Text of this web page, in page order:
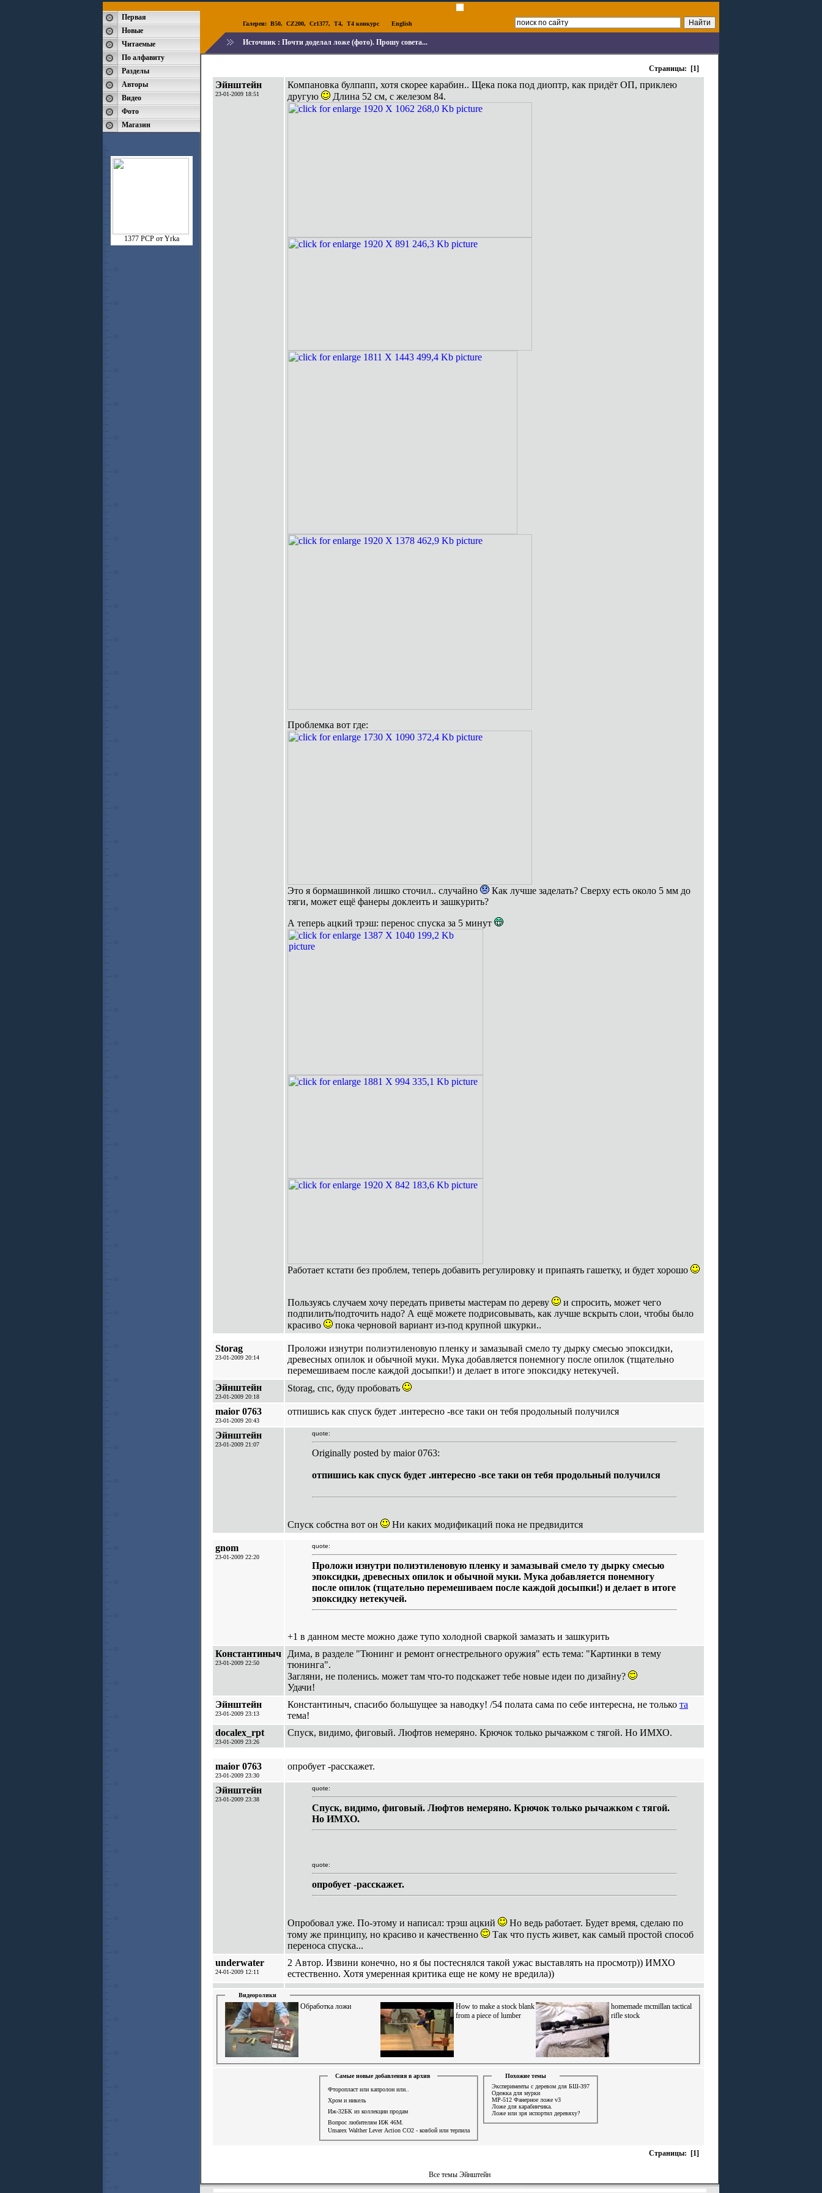
Первая
Новые
Читаемые
По алфавиту
Разделы
Авторы
Видео
Фото
Магазин
1377 РСР от Yrka
Галереи: B50, CZ200, Cr1377, T4, T4 конкурс English
Источник : Почти доделал ложе (фото). Прошу совета...
Страницы: [1]
Эйнштейн
23-01-2009 18:51
Компановка булпапп, хотя скорее карабин.. Щека пока под диоптр, как придёт ОП, приклею
другую
Длина 52 см, с железом 84.
Проблемка вот где:
Это я бормашинкой лишко сточил.. случайно
Как лучше заделать? Сверху есть около 5 мм до
тяги, может ещё фанеры доклеить и зашкурить?
А теперь ацкий трэш: перенос спуска за 5 минут
Работает кстати без проблем, теперь добавить регулировку и припаять гашетку, и будет хорошо
Пользуясь случаем хочу передать приветы мастерам по дереву
и спросить, может чего
подпилить/подточить надо? А ещё можете подрисовывать, как лучше вскрыть слои, чтобы было
красиво
пока черновой вариант из-под крупной шкурки..
Storag
23-01-2009 20:14
Проложи изнутри полиэтиленовую пленку и замазывай смело ту дырку смесью эпоксидки,
древесных опилок и обычной муки. Мука добавляется понемногу после опилок (тщательно
перемешиваем после каждой досыпки!) и делает в итоге эпоксидку нетекучей.
Эйнштейн
23-01-2009 20:18
Storag, спс, буду пробовать
maior 0763
23-01-2009 20:43
отпишись как спуск будет .интересно -все таки он тебя продольный получился
Эйнштейн
23-01-2009 21:07
quote:
Originally posted by maior 0763:
отпишись как спуск будет .интересно -все таки он тебя продольный получился
Спуск собстна вот он Ни каких модификаций пока не предвидится
gnom
23-01-2009 22:20
quote:
Проложи изнутри полиэтиленовую пленку и замазывай смело ту дырку смесью
эпоксидки, древесных опилок и обычной муки. Мука добавляется понемногу
после опилок (тщательно перемешиваем после каждой досыпки!) и делает в итоге
эпоксидку нетекучей.
+1 в данном месте можно даже тупо холодной сваркой замазать и зашкурить
Константиныч
23-01-2009 22:50
Дима, в разделе "Тюнинг и ремонт огнестрельного оружия" есть тема: "Картинки в тему
тюнинга".
Загляни, не поленись. может там что-то подскажет тебе новые идеи по дизайну?
Удачи!
Эйнштейн
23-01-2009 23:13
Константиныч, спасибо большущее за наводку! /54 полата сама по себе интересна, не только та
тема!
docalex_rpt
23-01-2009 23:26
Спуск, видимо, фиговый. Люфтов немеряно. Крючок только рычажком с тягой. Но ИМХО.
maior 0763
23-01-2009 23:30
опробует -расскажет.
Эйнштейн
23-01-2009 23:38
quote:
Спуск, видимо, фиговый. Люфтов немеряно. Крючок только рычажком с тягой.
Но ИМХО.
quote:
опробует -расскажет.
Опробовал уже. По-этому и написал: трэш ацкий
Но ведь работает. Будет время, сделаю по
тому же принципу, но красиво и качественно
Так что пусть живет, как самый простой способ
переноса спуска...
underwater
24-01-2009 12:11
2 Автор. Извини конечно, но я бы постеснялся такой ужас выставлять на просмотр)) ИМХО
естественно. Хотя умеренная критика еще не кому не вредила))
Видеоролики
Обработка ложи
How to make a stock blank
from a piece of lumber
homemade mcmillan tactical
rifle stock
Самые новые добавления в архив
Фторопласт или капролон или..
Хром и никель
Иж-32БК из коллекции продам
Вопрос любителям ИЖ 46М.
Umarex Walther Lever Action СО2 - ковбой или терпила
Похожие темы
Эксперименты с деревом для БШ-397
Одежка для мурки
MP-512 Фанерное ложе v3
Ложе для карабинчика.
Ложе или зря испортил деревяху?
Страницы: [1]
Все темы Эйнштейн